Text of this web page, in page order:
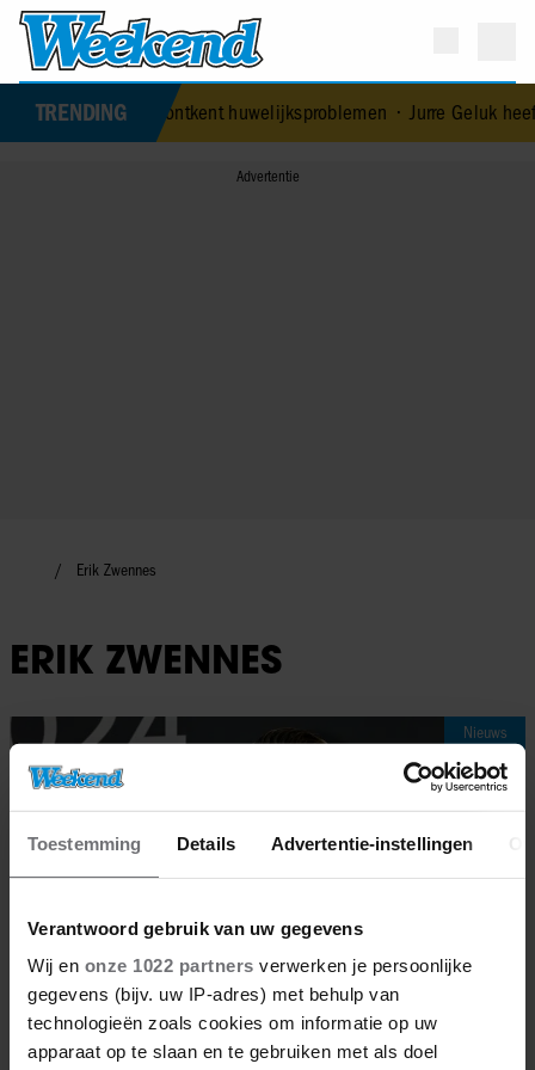
Toestemming Details Advertentie-instellingen
Verantwoord gebruik van uw gegevens
Wij en onze 1022 partners verwerken je persoonlijke
gegevens (bijv. uw IP-adres) met behulp van
technologieën zoals cookies om informatie op uw
apparaat op te slaan en te gebruiken met als doel
TRENDINGEdoardo ontkent huwelijksproblemen• Jurre Geluk
Erik Zwennes
ERIK ZWENNES
Nieuws